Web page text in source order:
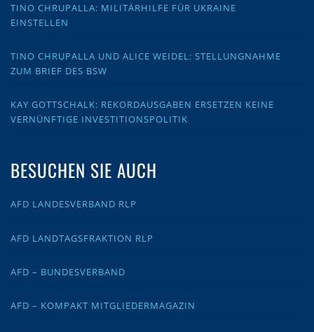
TINO CHRUPALLA: MILITÄRHILFE FÜR UKRAINE
EINSTELLEN
TINO CHRUPALLA UND ALICE WEIDEL: STELLUNGNAHME
ZUM BRIEF DES BSW
KAY GOTTSCHALK: REKORDAUSGABEN ERSETZEN KEINE
VERNÜNFTIGE INVESTITIONSPOLITIK
BESUCHEN SIE AUCH
AFD LANDESVERBAND RLP
AFD LANDTAGSFRAKTION RLP
AFD – BUNDESVERBAND
AFD – KOMPAKT MITGLIEDERMAGAZIN